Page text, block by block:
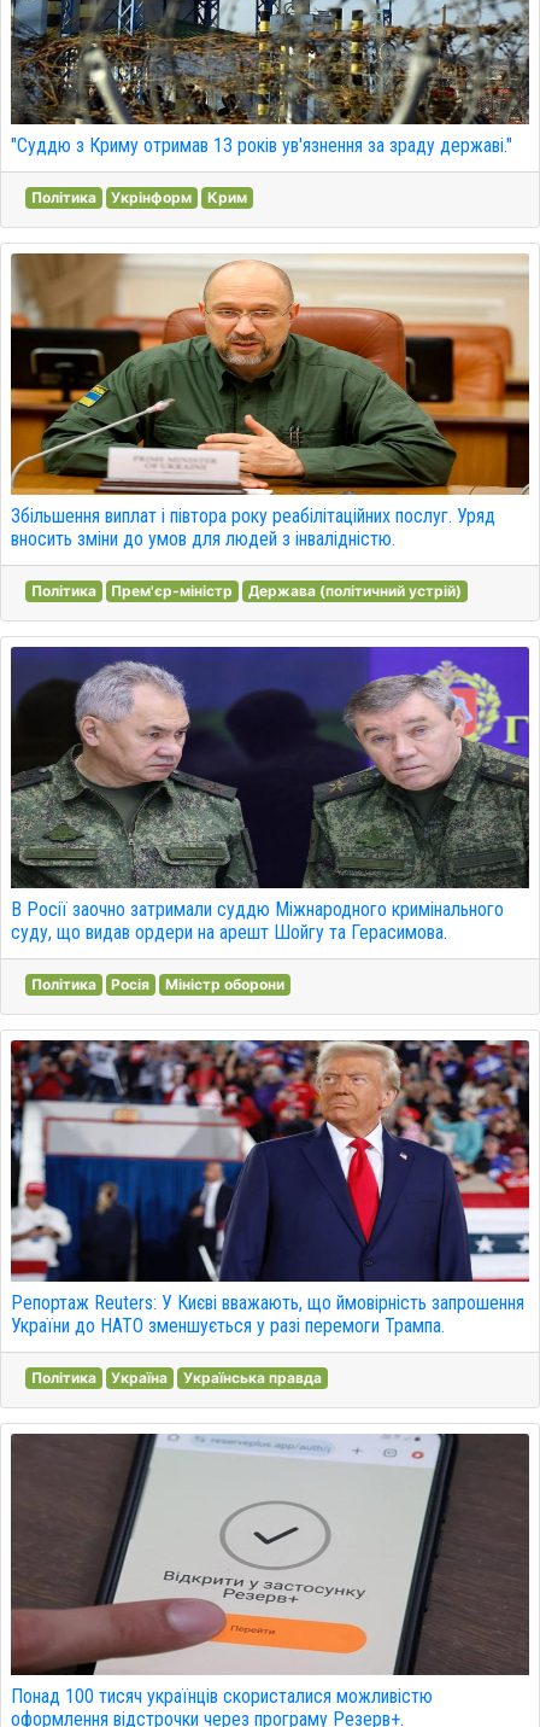
"Суддю з Криму отримав 13 років ув'язнення за зраду державі."
Політика Укрінформ Крим
Збільшення виплат і півтора року реабілітаційних послуг. Уряд
вносить зміни до умов для людей з інвалідністю.
Політика Прем'єр-міністр Держава (політичний устрій)
В Росії заочно затримали суддю Міжнародного кримінального
суду, що видав ордери на арешт Шойгу та Герасимова.
Політика Росія Міністр оборони
Репортаж Reuters: У Києві вважають, що ймовірність запрошення
України до НАТО зменшується у разі перемоги Трампа.
Політика Україна Українська правда
Понад 100 тисяч українців скористалися можливістю
оформлення відстрочки через програму Резерв+.